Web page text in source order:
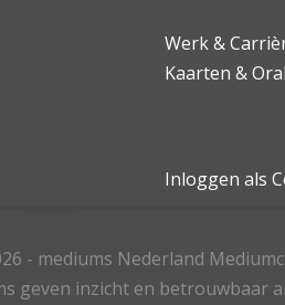
Werk &
Kaarten &
Inloggen als
- mediums Nederland
geven inzicht en betrouwbaar